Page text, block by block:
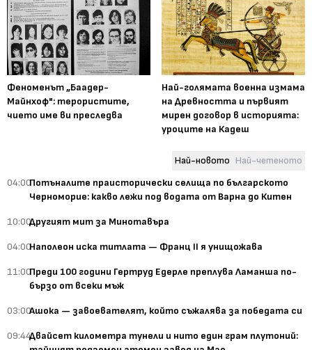
Феноменът „Баадер-
Майнхоф": терористите,
чието име ви преследва
Най-голямата военна измама
на Древността и първият
мирен договор в историята:
уроците на Кадеш
Най-новото Най-четеното
04:00Потъналите праисторически селища по българското
Черноморие: какво лежи под водата от Варна до Китен
10:00Другият мит за Минотавъра
04:00Наполеон иска титлата — Франц II я унищожава
11:00Преди 100 години Гертруд Едерле преплува Ламанша по-
бързо от всеки мъж
03:00Ашока — завоевателят, който съжалява за победата си
09:44Двайсет километра тунели и нито един грам плутоний: